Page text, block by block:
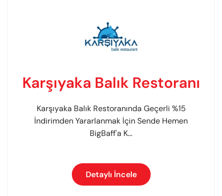
Karşıyaka Balık Restoranı
Karşıyaka Balık Restoranında Geçerli %15
İndirimden Yararlanmak İçin Sende Hemen
BigBaff'a K...
Detaylı İncele